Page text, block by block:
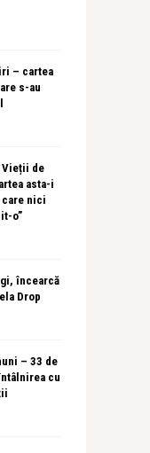
– cartea
s-au
Vieții de
asta-i
care nici
o”
încearcă
Drop
– 33 de
cu